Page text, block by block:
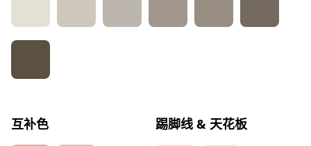
互补色 踢脚线 & 天花板